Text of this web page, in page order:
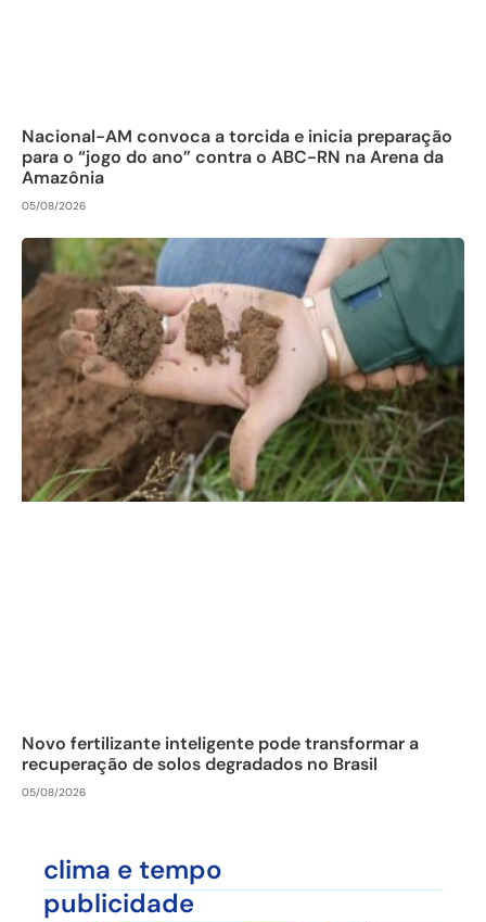
Nacional-AM convoca a torcida e inicia preparação
para o “jogo do ano” contra o ABC-RN na Arena da
Amazônia
05/08/2026
Novo fertilizante inteligente pode transformar a
recuperação de solos degradados no Brasil
05/08/2026
clima e tempo
publicidade